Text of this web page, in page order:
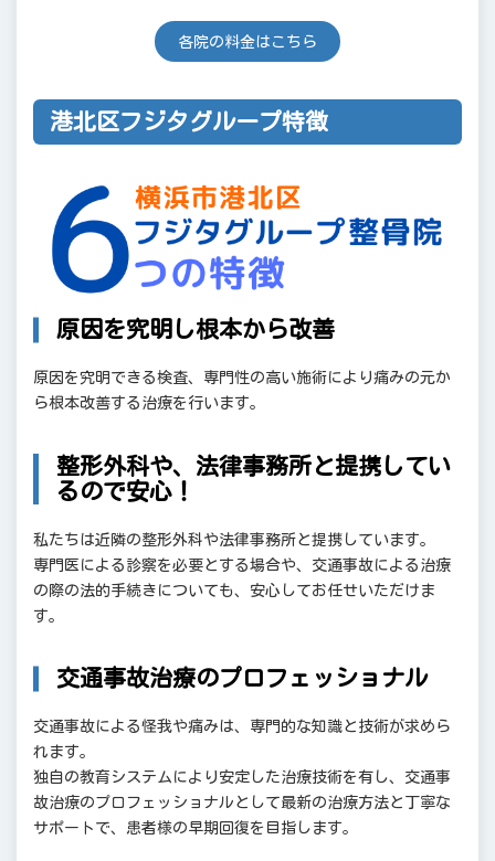
各院の料金はこちら
港北区フジタグループ特徴
原因を究明し根本から改善
原因を究明できる検査、専門性の高い施術により痛みの元か
ら根本改善する治療を行います。
整形外科や、法律事務所と提携してい
るので安心！
私たちは近隣の整形外科や法律事務所と提携しています。
専門医による診察を必要とする場合や、交通事故による治療
の際の法的手続きについても、安心してお任せいただけま
す。
交通事故治療のプロフェッショナル
交通事故による怪我や痛みは、専門的な知識と技術が求めら
れます。
独自の教育システムにより安定した治療技術を有し、交通事
故治療のプロフェッショナルとして最新の治療方法と丁寧な
サポートで、患者様の早期回復を目指します。